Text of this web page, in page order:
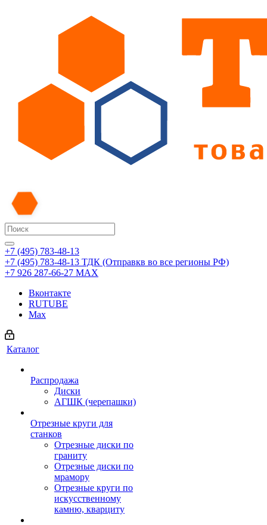
+7 (495) 783-48-13
+7 (495) 783-48-13 ТДК (Отправкв во все регионы РФ)
+7 926 287-66-27 МАХ
Вконтакте
RUTUBE
Max
Каталог
Распродажа
Диски
АГШК (черепашки)
Отрезные круги для
станков
Отрезные диски по
граниту
Отрезные диски по
мрамору
Отрезные круги по
искусственному
камню, кварциту